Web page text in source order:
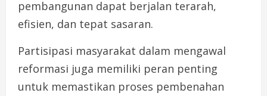
pembangunan dapat berjalan terarah,
efisien, dan tepat sasaran.
Partisipasi masyarakat dalam mengawal
reformasi juga memiliki peran penting
untuk memastikan proses pembenahan